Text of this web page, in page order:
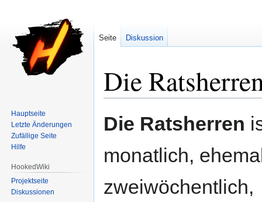
Die
Navigation
Suche
Die Ratsherren
monatlich,
zweiwöchentlich,
Seite Diskussion
Hauptseite
Letzte Änderungen
Zufällige Seite
Hilfe
HookedWiki
Projektseite
Diskussionen